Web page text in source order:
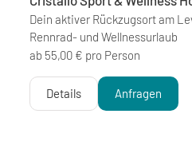
Dein aktiver Rückzugsort am
Rennrad- und Wellnessurlaub
ab 55,00 € pro Person
Details Anfragen